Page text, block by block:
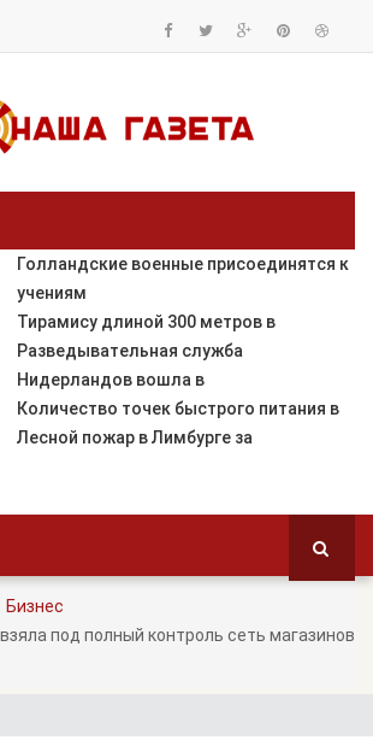
Голландские военные присоединятся к
учениям
Тирамису длиной 300 метров в
Разведывательная служба
Нидерландов вошла в
Количество точек быстрого питания в
Лесной пожар в Лимбурге за
Бизнес
под полный контроль сеть магазинов